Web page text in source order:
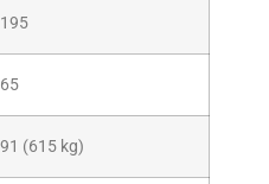
195
65
91 (615 kg)